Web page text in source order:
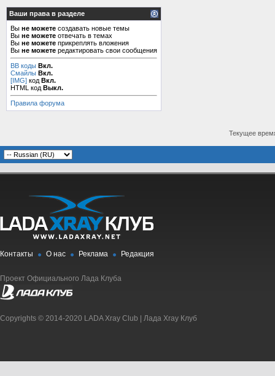
Ваши права в разделе
Вы не можете создавать новые темы
Вы не можете отвечать в темах
Вы не можете прикреплять вложения
Вы не можете редактировать свои сообщения
BB коды Вкл.
Смайлы Вкл.
[IMG] код Вкл.
HTML код Выкл.
Правила форума
Текущее
Контакты О нас Реклама Редакция
Проект Официального Лада Клуба
Copyrights © 2014-2020 LADA Xray Club | Лада Xray Клуб